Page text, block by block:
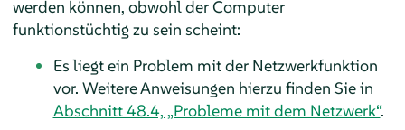
werden können, obwohl der Computer
funktionstüchtig zu sein scheint:
Es liegt ein Problem mit der Netzwerkfunktion
vor. Weitere Anweisungen hierzu finden Sie in
Abschnitt 48.4, „Probleme mit dem Netzwerk“.